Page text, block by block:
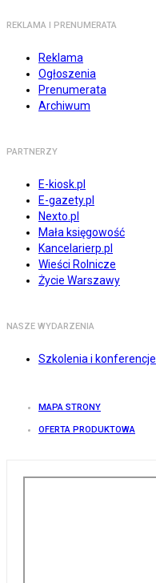
REKLAMA I PRENUMERATA
Reklama
Ogłoszenia
Prenumerata
Archiwum
PARTNERZY
E-kiosk.pl
E-gazety.pl
Nexto.pl
Mała księgowość
Kancelarierp.pl
Wieści Rolnicze
Życie Warszawy
NASZE WYDARZENIA
Szkolenia i konferencje
MAPA STRONY
OFERTA PRODUKTOWA